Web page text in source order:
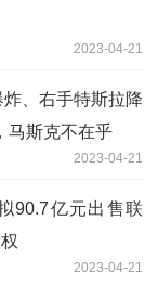
2023-04-21
、右手特斯拉降
马斯克不在乎
2023-04-21
90.7亿元出售联
2023-04-21